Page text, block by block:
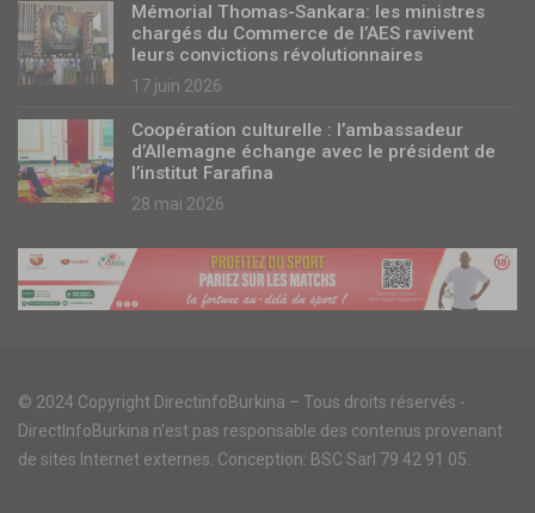
Mémorial Thomas-Sankara: les ministres
chargés du Commerce de l’AES ravivent
leurs convictions révolutionnaires
17 juin 2026
Coopération culturelle : l’ambassadeur
d’Allemagne échange avec le président de
l’institut Farafina
28 mai 2026
© 2024 Copyright DirectinfoBurkina – Tous droits réservés -
DirectInfoBurkina n'est pas responsable des contenus provenant
de sites Internet externes. Conception: BSC Sarl 79 42 91 05.